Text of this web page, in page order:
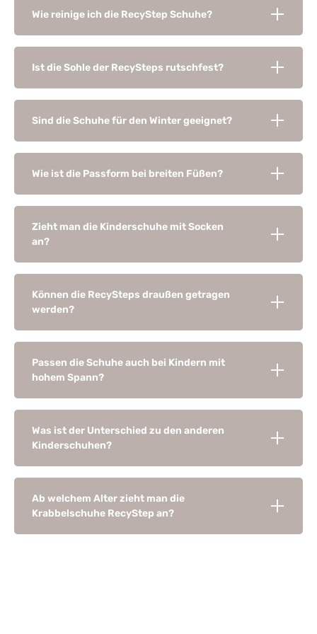
Wie reinige ich die RecyStep Schuhe?
Ist die Sohle der RecySteps rutschfest?
Sind die Schuhe für den Winter geeignet?
Wie ist die Passform bei breiten Füßen?
Zieht man die Kinderschuhe mit Socken
an?
Können die RecySteps draußen getragen
werden?
Passen die Schuhe auch bei Kindern mit
hohem Spann?
Was ist der Unterschied zu den anderen
Kinderschuhen?
Ab welchem Alter zieht man die
Krabbelschuhe RecyStep an?